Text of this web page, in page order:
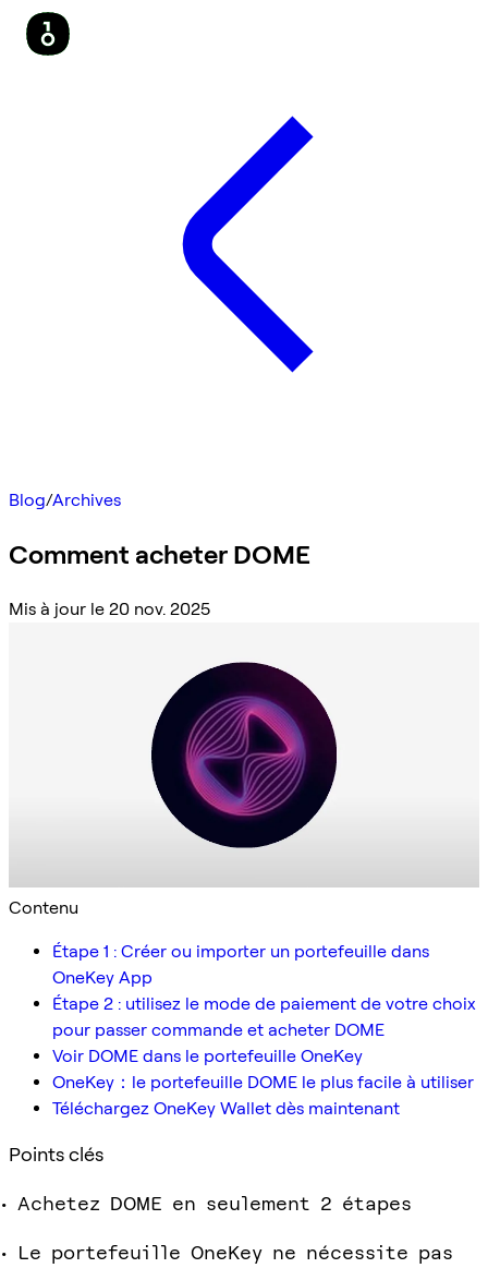
Blog/Archives
Comment acheter DOME
Mis à jour le 20 nov. 2025
Contenu
Étape 1 : Créer ou importer un portefeuille dans
OneKey App
Étape 2 : utilisez le mode de paiement de votre choix
pour passer commande et acheter DOME
Voir DOME dans le portefeuille OneKey
OneKey：le portefeuille DOME le plus facile à utiliser
Téléchargez OneKey Wallet dès maintenant
Points clés
Achetez DOME en seulement 2 étapes
Le portefeuille OneKey ne nécessite pas